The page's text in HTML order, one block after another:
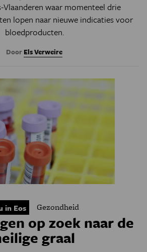
Vlaanderen waar momenteel drie
lopen naar nieuwe indicaties voor
bloedproducten.
Door Els Verweire
in Eos Gezondheid
op zoek naar de
graal